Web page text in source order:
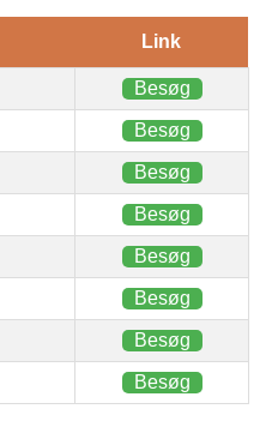
Link
Besøg
Besøg
Besøg
Besøg
Besøg
Besøg
Besøg
Besøg